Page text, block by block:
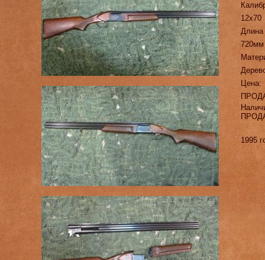
12х70
720мм
Цена:
1995